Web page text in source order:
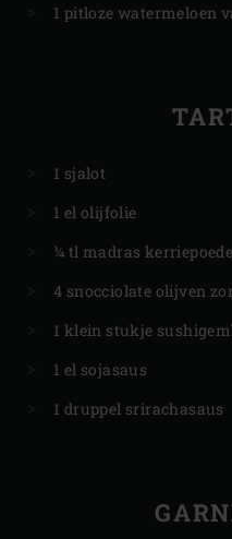
1 pitloze watermeloen
1 sjalot
1 el olijfolie
¼ tl madras
4 snocciolate olijven
1 klein stukje
1 el sojasaus
1 druppel srirachasaus